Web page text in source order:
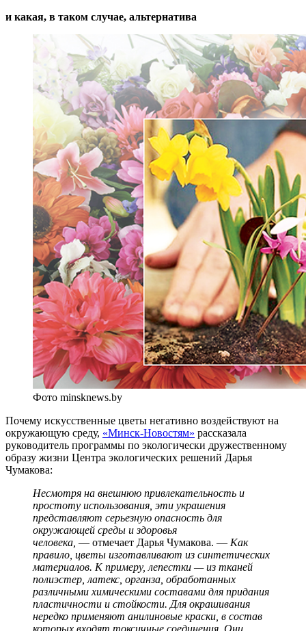
и какая, в таком случае, альтернатива
Фото minsknews.by
Почему искусственные цветы негативно воздействуют на
окружающую среду, «Минск-Новостям» рассказала
руководитель программы по экологически дружественному
образу жизни Центра экологических решений Дарья
Чумакова:
Несмотря на внешнюю привлекательность и
простоту использования, эти украшения
представляют серьезную опасность для
окружающей среды и здоровья
человека, — отмечает Дарья Чумакова. — Как
правило, цветы изготавливают из синтетических
материалов. К примеру, лепестки — из тканей
полиэстер, латекс, органза, обработанных
различными химическими составами для придания
пластичности и стойкости. Для окрашивания
нередко применяют анилиновые краски, в состав
которых входят токсичные соединения. Они